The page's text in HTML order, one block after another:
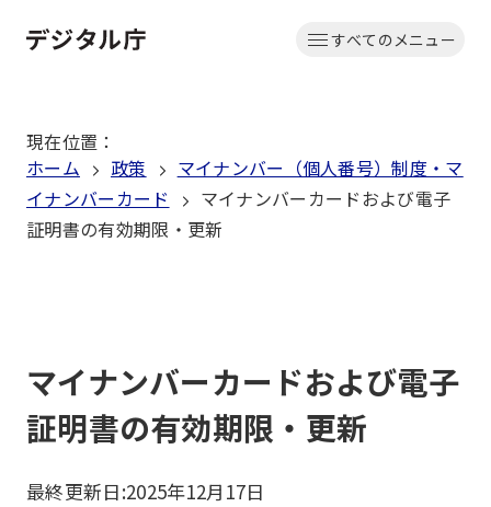
文
動
すべてのメニュー
現在位置 ：
ホーム
政策
マイナンバー（個人番号）制度・マ
イナンバーカード
マイナンバーカードおよび電子
証明書の有効期限・更新
マイナンバーカードおよび電子
証明書の有効期限・更新
最終更新日:2025年12月17日